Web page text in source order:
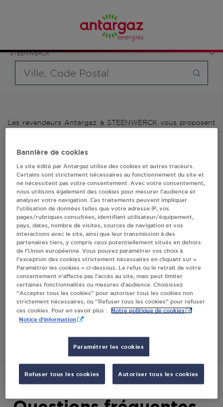
STEENWERCK
bouteille souhaité et le type de point de vente (revendeur /
distributeur automatique de bouteilles de gaz ou station GPL
carburant)
Les revendeurs Antargaz à STEENWERCK vous proposent
revendeurs Antargaz à STEENWERCK, l'adresse, le numéro
bouteilles de gaz.
1 revendeur(s) Antargaz
à STEENWERCK
Villes
AGRIMAX STEENWERCK
817 RUE DE LE DOULIEU
59181STEENWERCK
Bannière de cookies
Le site édité par Antargaz utilise des cookies et autres traceurs.
Certains sont strictement nécessaires au fonctionnement du site et
ne nécessitent pas votre consentement. Avec votre consentement,
nous utilisons également des cookies pour mesurer l’audience et
analyser votre navigation. Ces traitements peuvent impliquer
l’utilisation de données telles que votre adresse IP, vos
pages/rubriques consultées, identifiant utilisateur/équipement,
pays, dates, nombre de visites, sources de navigation et vos
interactions avec le site, ainsi que leur transmission à des
partenaires tiers, y compris ceux potentiellement situés en dehors
de l’Union européenne. Vous pouvez paramétrer vos choix à
l’exception des cookies strictement nécessaires en cliquant sur «
Paramétrer les cookies » ci-dessous. Le refus ou le retrait de votre
consentement n’affecte pas l’accès au site, mais peut limiter
certaines fonctionnalités ou mesures d’audience. Choisissez
“Accepter tous les cookies” pour autoriser tous les cookies non
strictement nécessaires, ou “Refuser tous les cookies” pour refuser
ces cookies. Pour en savoir plus :
Notre politique de cookies
Notice d'information
Paramétrer les cookies
Refuser tous les cookies Autoriser tous les cookies